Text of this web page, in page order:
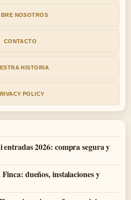
NOSOTROS
CONTACTO
HISTORIA
POLICY
2026: compra segura y
dueños, instalaciones y